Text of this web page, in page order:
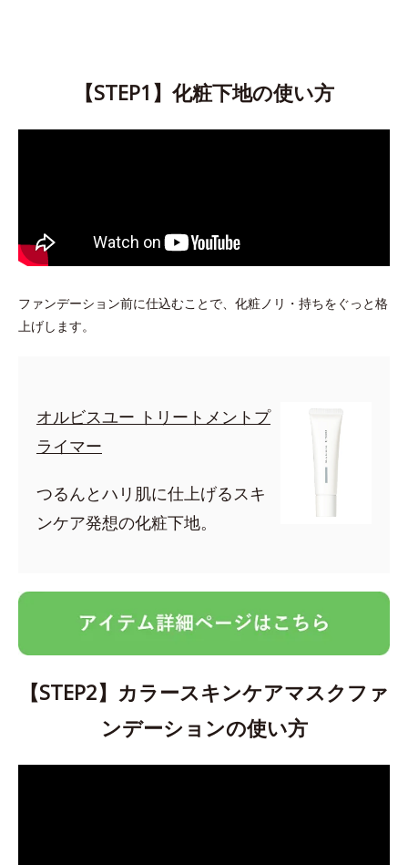
【STEP1】化粧下地の使い方
ファンデーション前に仕込むことで、化粧ノリ・持ちをぐっと格
上げします。
オルビスユー トリートメントプ
ライマー
つるんとハリ肌に仕上げるスキ
ンケア発想の化粧下地。
【STEP2】カラースキンケアマスクファ
ンデーションの使い方